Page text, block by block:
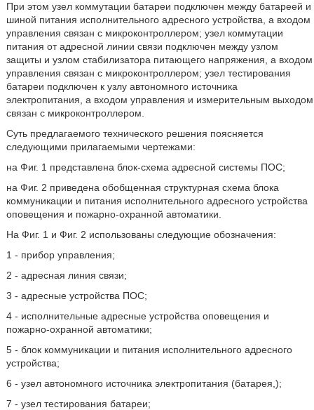
При этом узел коммутации батареи подключен между батареей и
шиной питания исполнительного адресного устройства, а входом
управления связан с микроконтроллером; узел коммутации
питания от адресной линии связи подключен между узлом
защиты и узлом стабилизатора питающего напряжения, а входом
управления связан с микроконтроллером; узел тестирования
батареи подключен к узлу автономного источника
электропитания, а входом управления и измерительным выходом
связан с микроконтроллером.
Суть предлагаемого технического решения поясняется
следующими прилагаемыми чертежами:
на Фиг. 1 представлена блок-схема адресной системы ПОС;
на Фиг. 2 приведена обобщенная структурная схема блока
коммуникации и питания исполнительного адресного устройства
оповещения и пожарно-охранной автоматики.
На Фиг. 1 и Фиг. 2 использованы следующие обозначения:
1 - прибор управления;
2 - адресная линия связи;
3 - адресные устройства ПОС;
4 - исполнительные адресные устройства оповещения и
пожарно-охранной автоматики;
5 - блок коммуникации и питания исполнительного адресного
устройства;
6 - узел автономного источника электропитания (батарея,);
7 - узел тестирования батареи;